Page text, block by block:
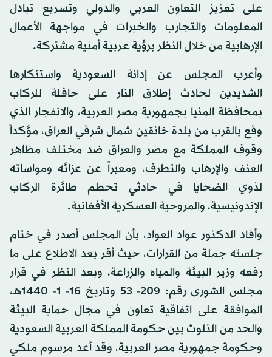
على تعزيز التعاون العربي والدولي وتسريع تبادل
المعلومات والتجارب والخبرات في مواجهة الأعمال
الإرهابية من خلال النظر برؤية عربية أمنية مشتركة.
وأعرب المجلس عن إدانة السعودية واستنكارها
الشديدين لحادث إطلاق النار على حافلة للركاب
بمحافظة المنيا بجمهورية مصر العربية، والانفجار الذي
وقع بالقرب من بلدة خانقين شمال شرقي العراق، مؤكداً
وقوف المملكة مع مصر والعراق ضد مختلف مظاهر
العنف والإرهاب والتطرف، ومعبراً عن عزائه ومواساته
لذوي الضحايا في حادثي تحطم طائرة الركاب
الإندونيسية، والمروحية العسكرية الأفغانية.
وأفاد الدكتور عواد العواد، بأن المجلس أصدر في ختام
جلسته جملة من القرارات، حيث أقر بعد الاطلاع على ما
رفعه وزير البيئة والمياه والزراعة، وبعد النظر في قرار
مجلس الشورى رقم: 209- 53 وتاريخ 16- 1- 1440هـ،
الموافقة على اتفاقية تعاون في مجال حماية البيئة
والحد من التلوث بين حكومة المملكة العربية السعودية
وحكومة جمهورية مصر العربية، وقد أعد مرسوم ملكي